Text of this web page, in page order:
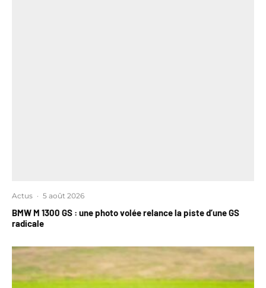
Actus · 5 août 2026
BMW M 1300 GS : une photo volée relance la piste d’une GS
radicale